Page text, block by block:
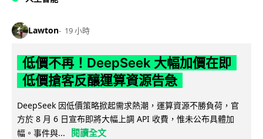
Lawton 19 小時
低價不再！DeepSeek 大幅加價在即
低價搶客反釀運算資源告急
DeepSeek 因低價策略掀起需求熱潮，運算資源不勝負荷，官
方於 8 月 6 日宣布即將大幅上調 API 收費，惟未公布具體加
幅。事件與...
閱讀全文